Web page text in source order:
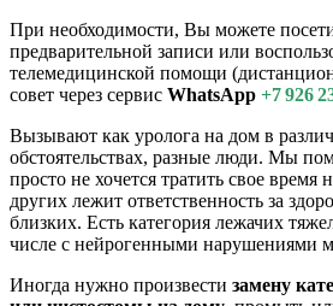
При необходимости, Вы можете
предварительной записи или
телемедицинской помощи
совет через сервис WhatsApp +7 926
Вызывают как уролога на дом в
обстоятельствах, разные люди. Мы
просто не хочется тратить свое время
других лежит ответственность за
близких. Есть категория лежачих
числе с нейрогенными нарушениями
Иногда нужно произвести замену